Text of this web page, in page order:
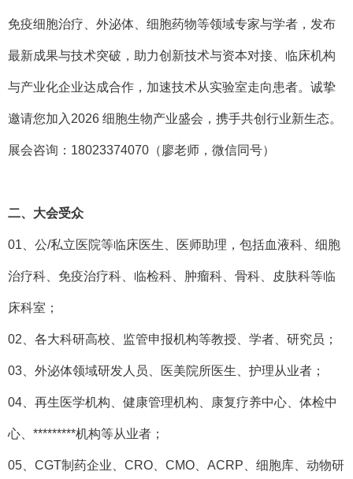
免疫细胞治疗、外泌体、细胞药物等领域专家与学者，发布
最新成果与技术突破，助力创新技术与资本对接、临床机构
与产业化企业达成合作，加速技术从实验室走向患者。诚挚
邀请您加入2026 细胞生物产业盛会，携手共创行业新生态。
展会咨询： 18023374070（廖老师，微信同号）
二、大会受众
01、公/私立医院等临床医生、医师助理，包括血液科、细胞
治疗科、免疫治疗科、临检科、肿瘤科、骨科、皮肤科等临
床科室；
02、各大科研高校、监管申报机构等教授、学者、研究员；
03、外泌体领域研发人员、医美院所医生、护理从业者；
04、再生医学机构、健康管理机构、康复疗养中心、体检中
心、*********机构等从业者；
05、CGT制药企业、CRO、CMO、ACRP、细胞库、动物研